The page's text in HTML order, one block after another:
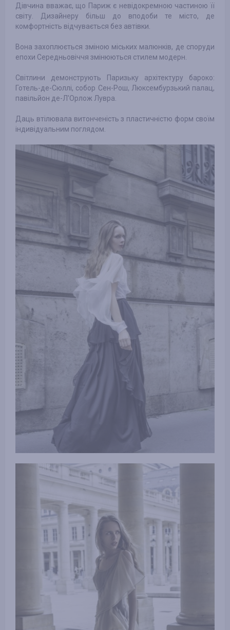
Дівчина вважає, що Париж є невідокремною частиною її
світу. Дизайнеру більш до вподоби те місто, де
комфортність відчувається без автівки.
Вона захоплюється зміною міських малюнків, де споруди
епохи Середньовіччя змінюються стилем модерн.
Світлини демонструють Паризьку архітектуру бароко:
Готель-де-Сюллі, собор Сен-Рош, Люксембурзький палац,
павільйон де-Л'Орлож Лувра.
Даць втілювала витонченість з пластичністю форм своїм
індивідуальним поглядом.